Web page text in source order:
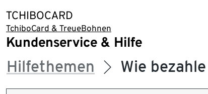
TCHIBOCARD
TchiboCard & TreueBohnen
Kundenservice & Hilfe
Hilfethemen Wie